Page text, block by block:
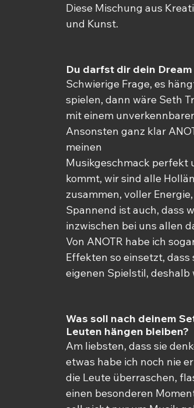
Diese Mischung aus
und Kunst.
Du darfst dir dein
Schwierige Frage, es
spielen, dann wäre Seth
mit einem
Ansonsten ganz klar
meinen
Musikgeschmack perfekt
kommt, wir sind alle
zusammen, voller
Spannend ist auch, dass
inzwischen bei uns allen
Von ANOTR habe ich
Effekten so einsetzt,
eigenen Spielstil,
Was soll nach deinem
Leuten hängen bleiben?
Am liebsten, dass sie
etwas habe ich noch nie
die Leute überraschen,
einen besonderen